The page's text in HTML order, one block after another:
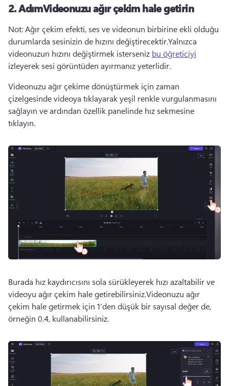
2. AdımVideonuzu ağır çekim hale getirin
Not: Ağır çekim efekti, ses ve videonun birbirine ekli olduğu
durumlarda sesinizin de hızını değiştirecektir.Yalnızca
videonuzun hızını değiştirmek isterseniz bu öğreticiyi
izleyerek sesi görüntüden ayırmanız yeterlidir.
Videonuzu ağır çekime dönüştürmek için zaman
çizelgesinde videoya tıklayarak yeşil renkle vurgulanmasını
sağlayın ve ardından özellik panelinde hız sekmesine
tıklayın.
Burada hız kaydırıcısını sola sürükleyerek hızı azaltabilir ve
videoyu ağır çekim hale getirebilirsiniz.Videonuzu ağır
çekim hale getirmek için 1’den düşük bir sayısal değer de,
örneğin 0.4, kullanabilirsiniz.